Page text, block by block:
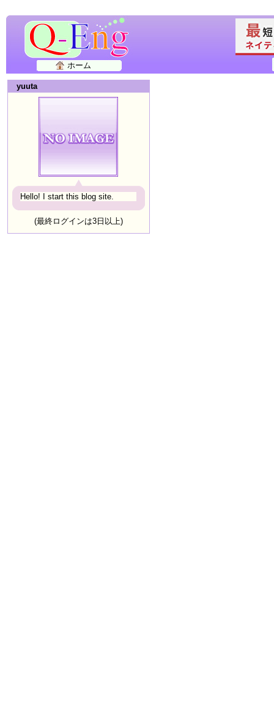
ホーム
yuuta
Hello! I start this blog site.
(最終ログインは3日以上)